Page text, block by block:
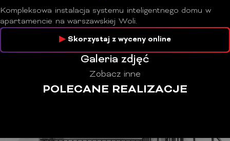
Kompleksowa instalacja systemu inteligentnego domu w
apartamencie na warszawskiej Woli.
Skorzystaj z wyceny online
Galeria zdjęć
Zobacz inne
POLECANE REALIZACJE